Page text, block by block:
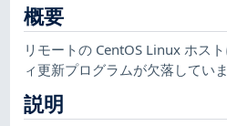
概要
リモートの CentOS Linux ホス
ィ更新プログラムが欠落していま
説明